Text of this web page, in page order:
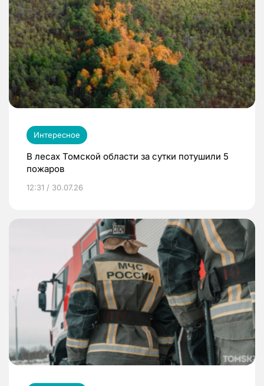
Интересное
В лесах Томской области за сутки потушили 5
пожаров
12:31 / 30.07.26